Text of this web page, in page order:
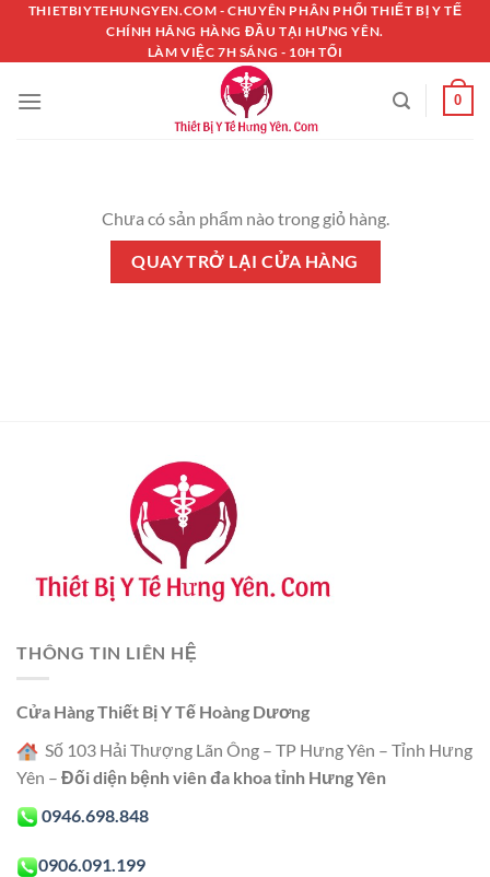
Chuyển
nội
dung
THIETBIYTEHUNGYEN.COM - CHUYÊN PHÂN PHỐI THIẾT BỊ Y TẾ
CHÍNH HÃNG HÀNG ĐẦU TẠI HƯNG YÊN.
LÀM VIỆC 7H SÁNG - 10H TỐI
0
Chưa có sản phẩm nào trong giỏ hàng.
QUAY TRỞ LẠI CỬA HÀNG
THÔNG TIN LIÊN HỆ
Cửa Hàng Thiết Bị Y Tế Hoàng Dương
Số 103 Hải Thượng Lãn Ông – TP Hưng Yên – Tỉnh Hưng
Yên – Đối diện bệnh viên đa khoa tỉnh Hưng Yên
0946.698.848
0906.091.199